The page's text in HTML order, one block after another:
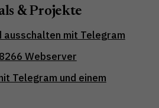
& Projekte
ausschalten mit Telegram
Webserver
Telegram und einem